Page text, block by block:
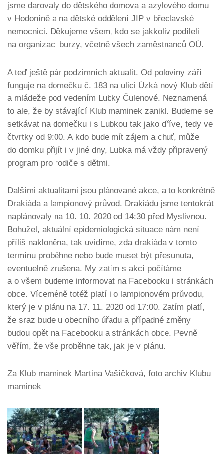
jsme darovaly do dětského domova a azylového domu
v Hodoníně a na dětské oddělení JIP v břeclavské
nemocnici. Děkujeme všem, kdo se jakkoliv podíleli
na organizaci burzy, včetně všech zaměstnanců OÚ.
A teď ještě pár podzimních aktualit. Od poloviny září
funguje na domečku č. 183 na ulici Úzká nový Klub dětí
a mládeže pod vedením Lubky Čulenové. Neznamená
to ale, že by stávající Klub maminek zanikl. Budeme se
setkávat na domečku i s Lubkou tak jako dříve, tedy ve
čtvrtky od 9:00. A kdo bude mít zájem a chuť, může
do domku přijít i v jiné dny, Lubka má vždy připravený
program pro rodiče s dětmi.
Dalšími aktualitami jsou plánované akce, a to konkrétně
Drakiáda a lampionový průvod. Drakiádu jsme tentokrát
naplánovaly na 10. 10. 2020 od 14:30 před Myslivnou.
Bohužel, aktuální epidemiologická situace nám není
příliš nakloněna, tak uvidíme, zda drakiáda v tomto
termínu proběhne nebo bude muset být přesunuta,
eventuelně zrušena. My zatím s akcí počítáme
a o všem budeme informovat na Facebooku i stránkách
obce. Víceméně totéž platí i o lampionovém průvodu,
který je v plánu na 17. 11. 2020 od 17:00. Zatím platí,
že sraz bude u obecního úřadu a případné změny
budou opět na Facebooku a stránkách obce. Pevně
věřím, že vše proběhne tak, jak je v plánu.
Za Klub maminek Martina Vašíčková, foto archiv Klubu
maminek